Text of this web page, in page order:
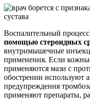
Воспалительный
помощью стероидных
внутримышечные
применения. Если
применяются мази с
обострении используют
предупреждения
применяют препараты,